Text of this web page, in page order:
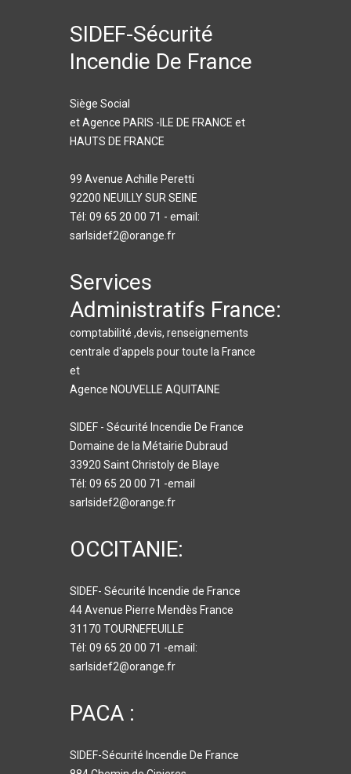
SIDEF-Sécurité
Incendie De France
Siège Social
et Agence PARIS -ILE DE FRANCE et
HAUTS DE FRANCE
99 Avenue Achille Peretti
92200 NEUILLY SUR SEINE
Tél: 09 65 20 00 71 - email:
sarlsidef2@orange.fr
Services
Administratifs France:
comptabilité ,devis, renseignements
centrale d'appels pour toute la France
et
Agence NOUVELLE AQUITAINE
SIDEF - Sécurité Incendie De France
Domaine de la Métairie Dubraud
33920 Saint Christoly de Blaye
Tél: 09 65 20 00 71 -email
sarlsidef2@orange.fr
OCCITANIE:
SIDEF- Sécurité Incendie de France
44 Avenue Pierre Mendès France
31170 TOURNEFEUILLE
Tél: 09 65 20 00 71 -email:
sarlsidef2@orange.fr
PACA :
SIDEF-Sécurité Incendie De France